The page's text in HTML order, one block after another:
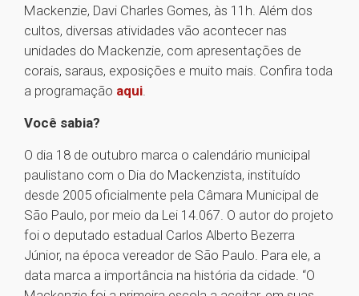
Mackenzie, Davi Charles Gomes, às 11h. Além dos
cultos, diversas atividades vão acontecer nas
unidades do Mackenzie, com apresentações de
corais, saraus, exposições e muito mais. Confira toda
a programação aqui.
Você sabia?
O dia 18 de outubro marca o calendário municipal
paulistano com o Dia do Mackenzista, instituído
desde 2005 oficialmente pela Câmara Municipal de
São Paulo, por meio da Lei 14.067. O autor do projeto
foi o deputado estadual Carlos Alberto Bezerra
Júnior, na época vereador de São Paulo. Para ele, a
data marca a importância na história da cidade. “O